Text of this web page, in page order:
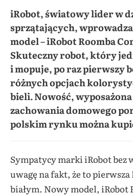
iRobot, światowy lider w
sprzątających,
model – iRobot Roomba
Skuteczny robot, który
i mopuje, po raz pierwszy
różnych opcjach
bieli. Nowość,
zachowania domowego
polskim rynku można kupić
Sympatycy marki iRobot bez
uwagę na fakt, że to pierwsza
białym. Nowy model, iRobot